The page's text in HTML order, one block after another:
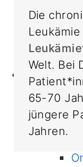
Forschung
Die
Welt. Bei
65-70
jüngere
Jahren.